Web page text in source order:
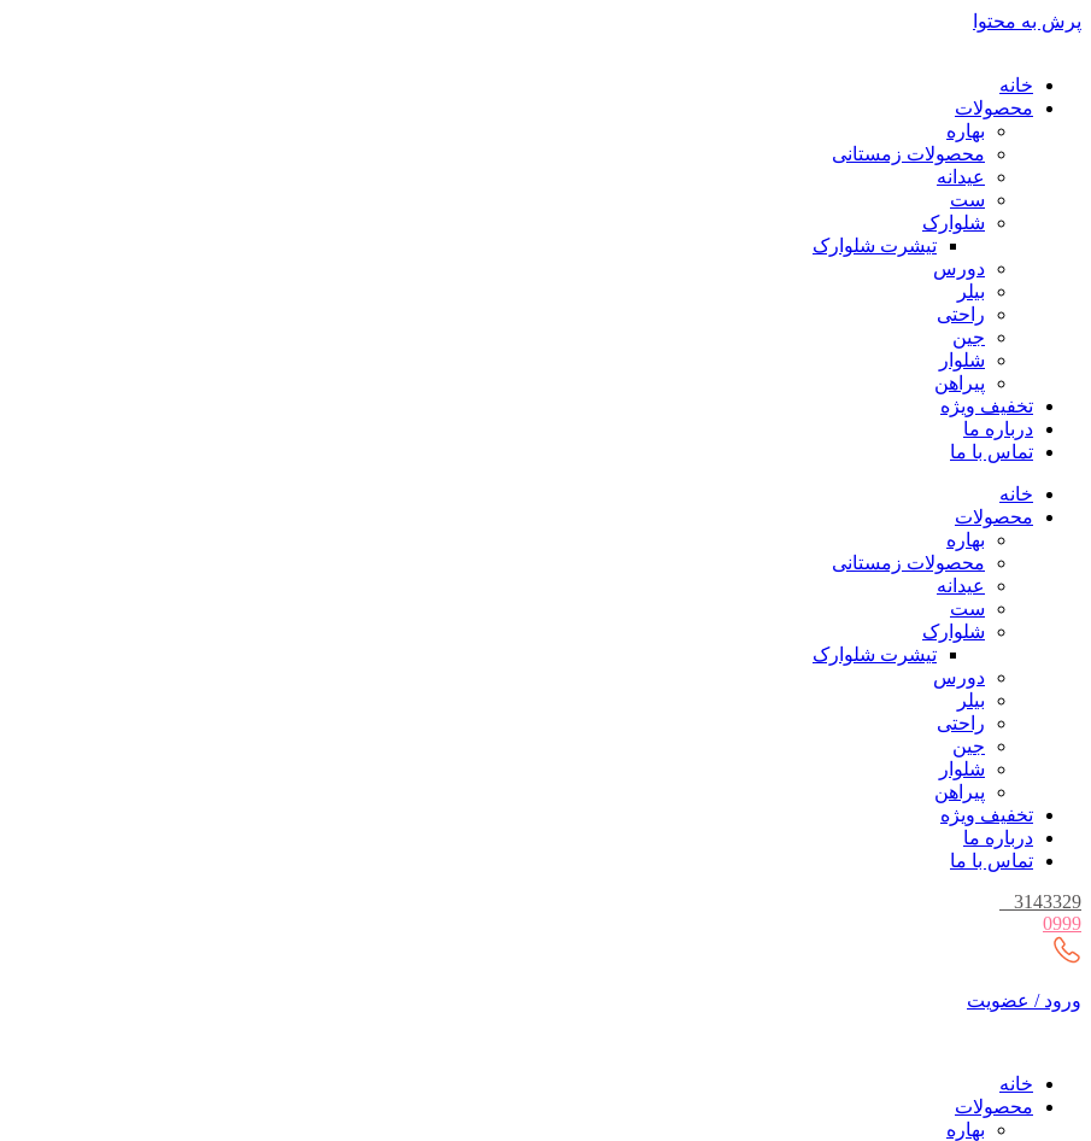
پرش به محتوا
خانه
محصولات
بهاره
محصولات زمستانی
عیدانه
ست
شلوارک
تیشرت شلوارک
دورس
بیلر
راحتی
جین
شلوار
پیراهن
تخفیف ویژه
درباره ما
تماس با ما
خانه
محصولات
بهاره
محصولات زمستانی
عیدانه
ست
شلوارک
تیشرت شلوارک
دورس
بیلر
راحتی
جین
شلوار
پیراهن
تخفیف ویژه
درباره ما
تماس با ما
3143329
0999
ورود / عضویت
خانه
محصولات
بهاره